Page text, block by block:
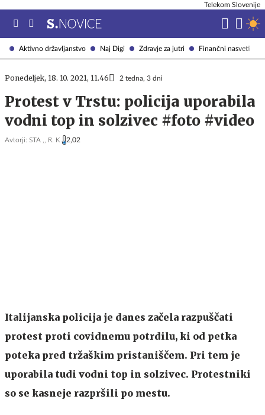
Aktivno državljanstvo Naj Digi Zdravje za jutri Finančni nasveti
Telekom Slovenije
Ponedeljek, 18. 10. 2021, 11.46 2 tedna, 3 dni
Protest v Trstu: policija uporabila
vodni top in solzivec #foto #video
Avtorji: STA ,, R. K. 2,02
Italijanska policija je danes začela razpuščati
protest proti covidnemu potrdilu, ki od petka
poteka pred tržaškim pristaniščem. Pri tem je
uporabila tudi vodni top in solzivec. Protestniki
so se kasneje razpršili po mestu.